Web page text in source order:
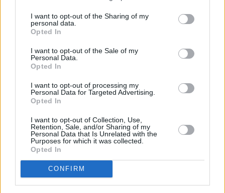
I want to opt-out of the Sharing of my
personal data.
Opted In
I want to opt-out of the Sale of my
Personal Data.
Opted In
I want to opt-out of processing my
Personal Data for Targeted Advertising.
Opted In
I want to opt-out of Collection, Use,
Retention, Sale, and/or Sharing of my
Personal Data that Is Unrelated with the
Purposes for which it was collected.
Opted In
CONFIRM
Trill ut bollene med en gang (ca 40 stk) og legg dem på
bakepapirdekkede stekeplater. La dem heve lunt i 1
Stek bollene midt i ovnen ved 230°C i 7-10 minutter.
Tilpass melmengden. Det kan hende du trenger litt
mer enn det som er angitt i oppskriften. Deigen skal
være god å trille og ikke løs og klissete.
♥
Det går fint å bruke denne deigen til å lage
kanelboller, skolebrød, kringle og andre typer gjærbakst.